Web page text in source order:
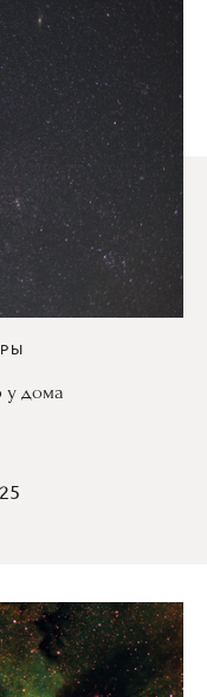
у дома